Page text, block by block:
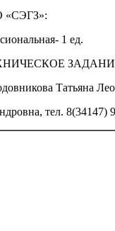
«СЭГЗ»:
1 ед.
Татьяна
тел. 8(34147)